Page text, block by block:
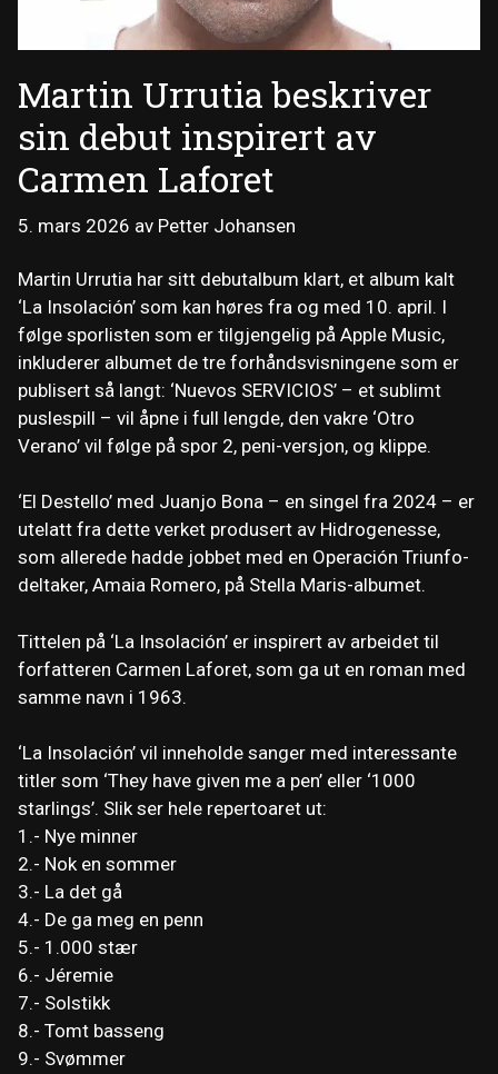
Martin Urrutia beskriver
sin debut inspirert av
Carmen Laforet
5. mars 2026 av Petter Johansen
Martin Urrutia har sitt debutalbum klart, et album kalt
‘La Insolación’ som kan høres fra og med 10. april. I
følge sporlisten som er tilgjengelig på Apple Music,
inkluderer albumet de tre forhåndsvisningene som er
publisert så langt: ‘Nuevos SERVICIOS’ – et sublimt
puslespill – vil åpne i full lengde, den vakre ‘Otro
Verano’ vil følge på spor 2, peni-versjon, og klippe.
‘El Destello’ med Juanjo Bona – en singel fra 2024 – er
utelatt fra dette verket produsert av Hidrogenesse,
som allerede hadde jobbet med en Operación Triunfo-
deltaker, Amaia Romero, på Stella Maris-albumet.
Tittelen på ‘La Insolación’ er inspirert av arbeidet til
forfatteren Carmen Laforet, som ga ut en roman med
samme navn i 1963.
‘La Insolación’ vil inneholde sanger med interessante
titler som ‘They have given me a pen’ eller ‘1000
starlings’. Slik ser hele repertoaret ut:
1.- Nye minner
2.- Nok en sommer
3.- La det gå
4.- De ga meg en penn
5.- 1.000 stær
6.- Jéremie
7.- Solstikk
8.- Tomt basseng
9.- Svømmer